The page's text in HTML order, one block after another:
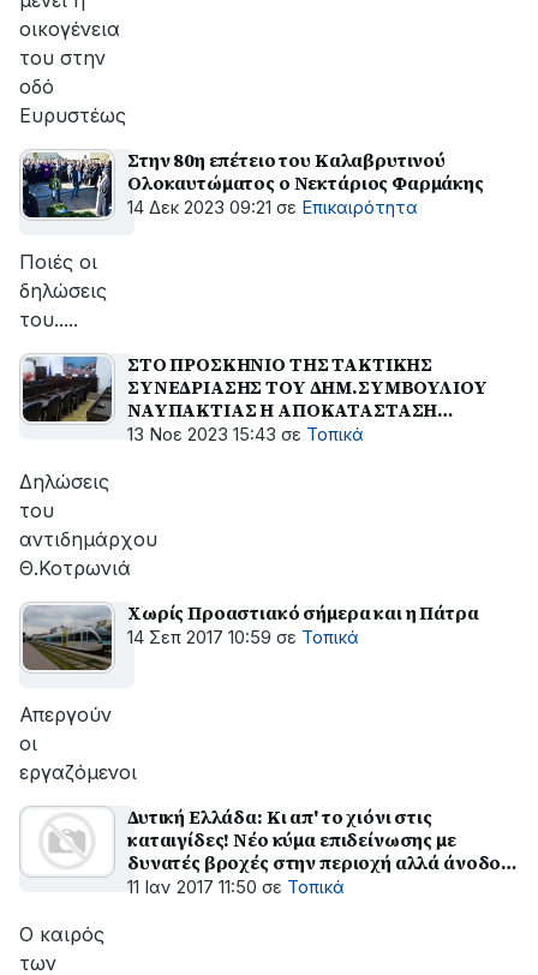
οικογένεια
του στην
οδό
Ευρυστέως
Στην 80η επέτειο του Καλαβρυτινού
Ολοκαυτώματος ο Νεκτάριος Φαρμάκης
14 Δεκ 2023 09:21 σε Επικαιρότητα
Ποιές οι
δηλώσεις
του.....
ΣΤΟ ΠΡΟΣΚΗΝΙΟ ΤΗΣ ΤΑΚΤΙΚΗΣ
ΣΥΝΕΔΡΙΑΣΗΣ ΤΟΥ ΔΗΜ.ΣΥΜΒΟΥΛΙΟΥ
ΝΑΥΠΑΚΤΙΑΣ Η ΑΠΟΚΑΤΑΣΤΑΣΗ
ΑΜΙΑΝΤΟΣΩΛΗΝΑ
13 Νοε 2023 15:43 σε Τοπικά
Δηλώσεις
του
αντιδημάρχου
Θ.Κοτρωνιά
Χωρίς Προαστιακό σήμερα και η Πάτρα
14 Σεπ 2017 10:59 σε Τοπικά
Απεργούν
οι
εργαζόμενοι
Δυτική Ελλάδα: Κι απ' το χιόνι στις
καταιγίδες! Νέο κύμα επιδείνωσης με
δυνατές βροχές στην περιοχή αλλά άνοδο
της θερμοκρασίας
11 Ιαν 2017 11:50 σε Τοπικά
Ο καιρός
των